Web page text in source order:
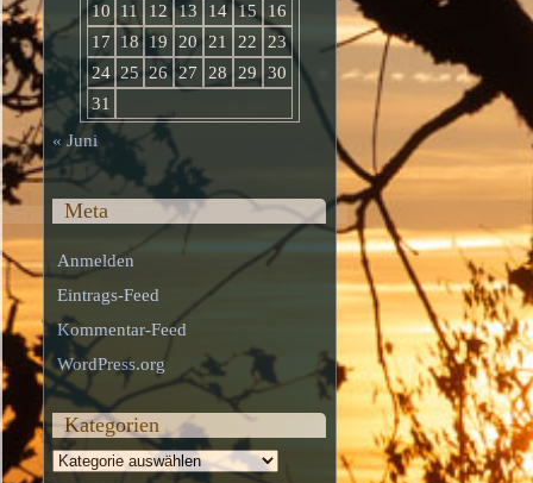
10
11 12 13 14 15
16
17
18 19 20 21 22
23
24 25 26 27 28 29
30
31
« Juni
Meta
Anmelden
Eintrags-Feed
Kommentar-Feed
WordPress.org
Kategorien
Kategorien